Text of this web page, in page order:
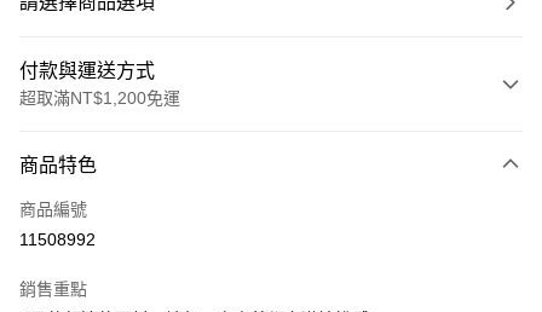
付款與運送方式
超取滿NT$1,200免運
信用卡一次付款
超商取貨付款
商品特色
商品編號
11508992
銷售重點